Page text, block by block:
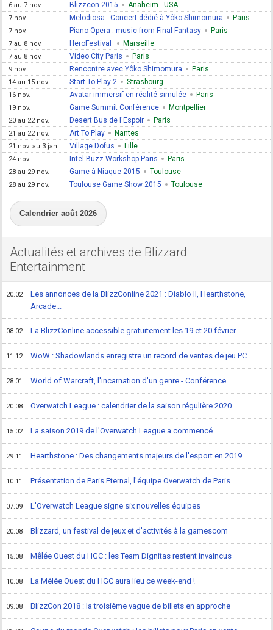
6 au 7 nov. Blizzcon 2015 Anaheim - USA
7 nov. Melodiosa - Concert dédié à Yôko Shimomura Paris
7 nov. Piano Opera : music from Final Fantasy Paris
7 au 8 nov. HeroFestival Marseille
7 au 8 nov. Video City Paris Paris
9 nov. Rencontre avec Yôko Shimomura Paris
14 au 15 nov. Start To Play 2 Strasbourg
16 nov. Avatar immersif en réalité simulée Paris
19 nov. Game Summit Conférence Montpellier
20 au 22 nov. Desert Bus de l'Espoir Paris
21 au 22 nov. Art To Play Nantes
21 nov. au 3 jan. Village Dofus Lille
24 nov. Intel Buzz Workshop Paris Paris
28 au 29 nov. Game à Niaque 2015 Toulouse
28 au 29 nov. Toulouse Game Show 2015 Toulouse
Calendrier août 2026
Actualités et archives de Blizzard
Entertainment
20.02
Les annonces de la BlizzConline 2021 : Diablo II, Hearthstone,
Arcade...
08.02 La BlizzConline accessible gratuitement les 19 et 20 février
11.12 WoW : Shadowlands enregistre un record de ventes de jeu PC
28.01 World of Warcraft, l'incarnation d'un genre - Conférence
20.08 Overwatch League : calendrier de la saison régulière 2020
15.02 La saison 2019 de l'Overwatch League a commencé
29.11 Hearthstone : Des changements majeurs de l'esport en 2019
10.11 Présentation de Paris Eternal, l'équipe Overwatch de Paris
07.09 L'Overwatch League signe six nouvelles équipes
20.08 Blizzard, un festival de jeux et d'activités à la gamescom
15.08 Mêlée Ouest du HGC : les Team Dignitas restent invaincus
10.08 La Mêlée Ouest du HGC aura lieu ce week-end !
09.08 BlizzCon 2018 : la troisième vague de billets en approche